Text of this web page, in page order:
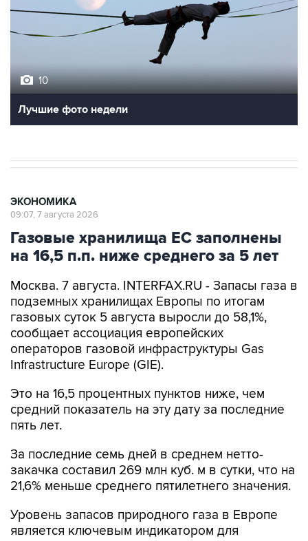
10
Лучшие фото недели
ЭКОНОМИКА
09:07, 7 августа 2026
Газовые хранилища ЕС заполнены
на 16,5 п.п. ниже среднего за 5 лет
Москва. 7 августа. INTERFAX.RU - Запасы газа в
подземных хранилищах Европы по итогам
газовых суток 5 августа выросли до 58,1%,
сообщает ассоциация европейских
операторов газовой инфраструктуры Gas
Infrastructure Europe (GIE).
Это на 16,5 процентных пунктов ниже, чем
средний показатель на эту дату за последние
пять лет.
За последние семь дней в среднем нетто-
закачка составил 269 млн куб. м в сутки, что на
21,6% меньше среднего пятилетнего значения.
Уровень запасов природного газа в Европе
является ключевым индикатором для